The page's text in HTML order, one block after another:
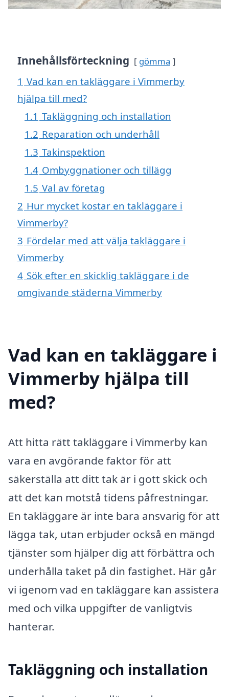
Innehållsförteckning gömma
1 Vad kan en takläggare i Vimmerby
hjälpa till med?
1.1 Takläggning och installation
1.2 Reparation och underhåll
1.3 Takinspektion
1.4 Ombyggnationer och tillägg
1.5 Val av företag
2 Hur mycket kostar en takläggare i
Vimmerby?
3 Fördelar med att välja takläggare i
Vimmerby
4 Sök efter en skicklig takläggare i de
omgivande städerna Vimmerby
Vad kan en takläggare i
Vimmerby hjälpa till
med?
Att hitta rätt takläggare i Vimmerby kan
vara en avgörande faktor för att
säkerställa att ditt tak är i gott skick och
att det kan motstå tidens påfrestningar.
En takläggare är inte bara ansvarig för att
lägga tak, utan erbjuder också en mängd
tjänster som hjälper dig att förbättra och
underhålla taket på din fastighet. Här går
vi igenom vad en takläggare kan assistera
med och vilka uppgifter de vanligtvis
hanterar.
Takläggning och installation